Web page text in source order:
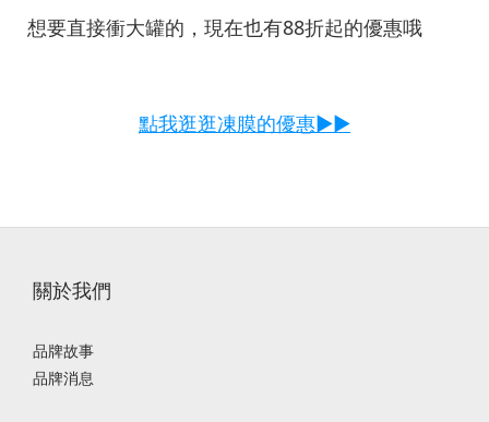
想要直接衝大罐的，現在也有88折起的優惠哦
點我逛逛凍膜的優惠▶▶
關於我們
品牌故事
品牌消息